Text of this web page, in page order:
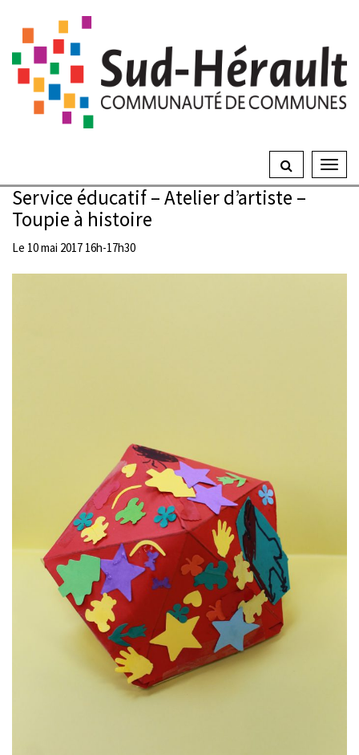
Ouvrir
le
Service éducatif – Atelier d’artiste –
Toupie à histoire
Le 10mai 2017 16h-17h30